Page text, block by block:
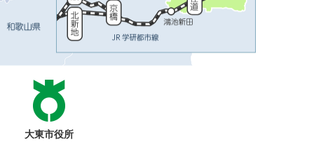
大東市役所